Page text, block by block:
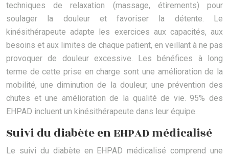
techniques de relaxation (massage, étirements) pour
soulager la douleur et favoriser la détente. Le
kinésithérapeute adapte les exercices aux capacités, aux
besoins et aux limites de chaque patient, en veillant à ne pas
provoquer de douleur excessive. Les bénéfices à long
terme de cette prise en charge sont une amélioration de la
mobilité, une diminution de la douleur, une prévention des
chutes et une amélioration de la qualité de vie. 95% des
EHPAD incluent un kinésithérapeute dans leur équipe.
Suivi du diabète en EHPAD médicalisé
Le suivi du diabète en EHPAD médicalisé comprend une